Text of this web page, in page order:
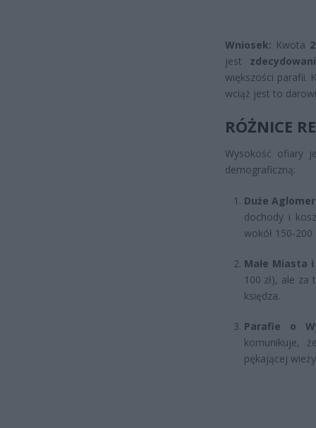
Wniosek: Kwota
jest
większości parafii.
wciąż jest to
RÓŻNICE
Wysokość ofiary
demograficzną:
Duże
dochody i
wokół 150-200
Małe Miasta
100 zł), ale
księdza.
Parafie o
komunikuje,
pękającej